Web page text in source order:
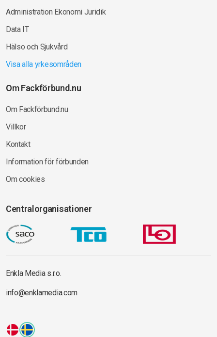
Administration Ekonomi Juridik
Data IT
Hälso och Sjukvård
Visa alla yrkesområden
Om Fackförbund.nu
Om Fackförbund.nu
Villkor
Kontakt
Information för förbunden
Om cookies
Centralorganisationer
Enkla Media s.r.o.
info@enklamedia.com